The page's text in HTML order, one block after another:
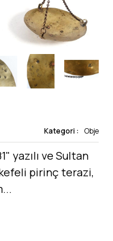
Kategori : Obje
yazılı ve Sultan
pirinç terazi,